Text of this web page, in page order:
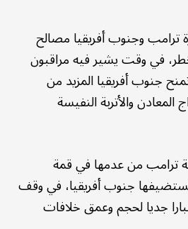
ترامب وجنوب أفريقيا مصالح
في وقت يشير فيه مراقبون
جنوب أفريقيا المزيد من
والأتربة النفيسة
ترامب من عدمها في قمة
جنوب أفريقيا، في وقف
جديا لحجم وعمق خلافات